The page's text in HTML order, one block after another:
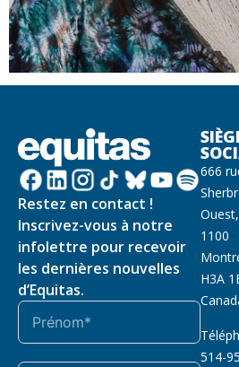
Restez en contact !
Inscrivez-vous à notre
infolettre pour recevoir
les dernières nouvelles
d’Equitas.
666
1100
H3A
514-